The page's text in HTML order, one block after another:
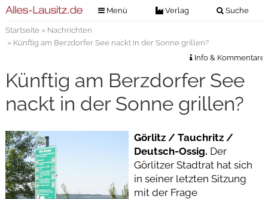
Menü Verlag Suche
Verlag
Kontakt
Impressum
Veranstaltungstickets
Anzeigenannahme
Anzeigensuche
Digitale Ausgaben
Startseite» Nachrichten
» Künftig am Berzdorfer See nackt in der Sonne grillen?
Info & Kommentare
Künftig am Berzdorfer See
nackt in der Sonne grillen?
Görlitz / Tauchritz /
Deutsch-Ossig. Der
Görlitzer Stadtrat hat sich
in seiner letzten Sitzung
mit der Frage